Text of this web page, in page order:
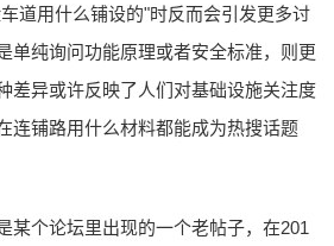
道用什么铺设的"时反而会引发更多讨
单纯询问功能原理或者安全标准，则更
差异或许反映了人们对基础设施关注度
连铺路用什么材料都能成为热搜话题
某个论坛里出现的一个老帖子，在201